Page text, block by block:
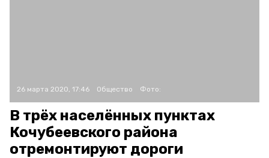
26 марта 2020, 17:46 Общество Фото:
В трёх населённых пунктах
Кочубеевского района
отремонтируют дороги